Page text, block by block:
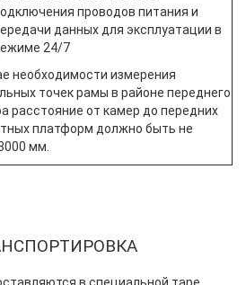
проводов питания и
данных для эксплуатации в
24/7
необходимости измерения
точек рамы в районе переднего
расстояние от камер до передних
платформ должно быть не
мм.